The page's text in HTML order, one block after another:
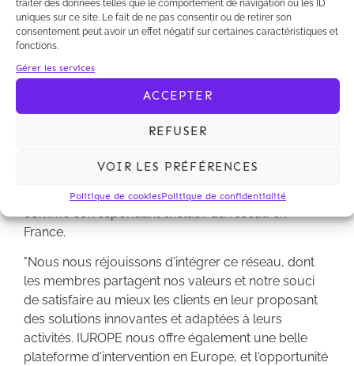
traiter des données telles que le comportement de navigation ou les ID
uniques sur ce site. Le fait de ne pas consentir ou de retirer son
consentement peut avoir un effet négatif sur certaines caractéristiques et
fonctions.
Gérer les services
ACCEPTER
REFUSER
VOIR LES PRÉFÉRENCES
Politique de cookiesPolitique de confidentialité
Le réseau européen IUROPE (www.iurope.net) vient
de sélectionner Kalliopé comme correspondant
Le réseau européen IUROPE (www.iurope.net)
de premier plan en Allemagne, Belgique, Espagne,
Italie et Pays-Bas vient de sélectionner Kalliopé
comme correspondant exclusif du réseau en
France.
"Nous nous réjouissons d'intégrer ce réseau, dont
les membres partagent nos valeurs et notre souci
de satisfaire au mieux les clients en leur proposant
des solutions innovantes et adaptées à leurs
activités. IUROPE nous offre également une belle
plateforme d'intervention en Europe, et l'opportunité